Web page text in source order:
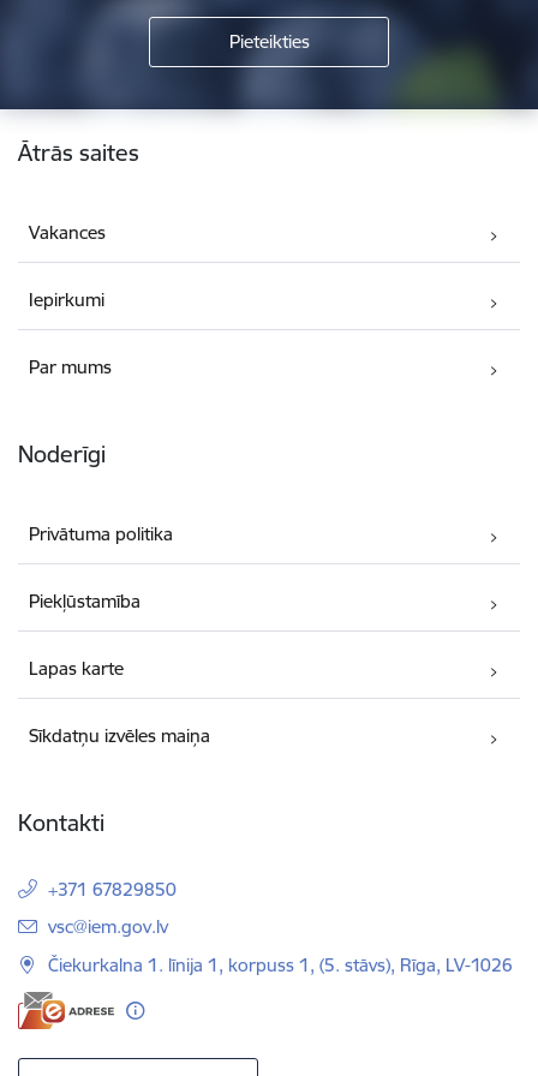
Kājene
Ātrās saites
Vakances
Iepirkumi
Par mums
Noderīgi
Privātuma politika
Piekļūstamība
Lapas karte
Sīkdatņu izvēles maiņa
Kontakti
+371 67829850
E-pasts:
vsc@iem.gov.lv
Čiekurkalna 1. līnija 1, korpuss 1, (5. stāvs), Rīga, LV-1026